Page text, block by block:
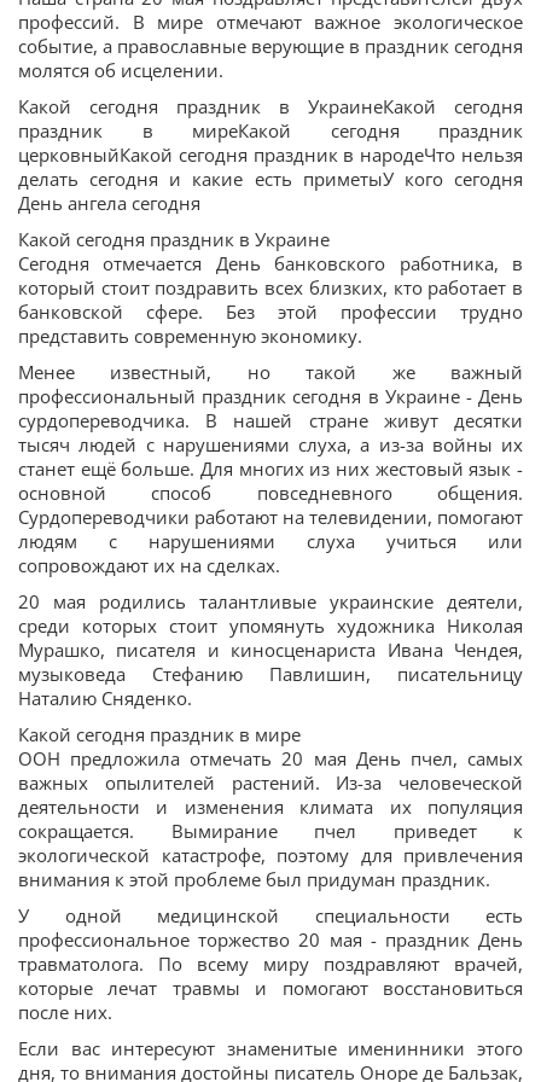
профессий. В мире отмечают важное экологическое
событие, а православные верующие в праздник сегодня
молятся об исцелении.
Какой сегодня праздник в УкраинеКакой сегодня
праздник в миреКакой сегодня праздник
церковныйКакой сегодня праздник в народеЧто нельзя
делать сегодня и какие есть приметыУ кого сегодня
День ангела сегодня
Какой сегодня праздник в Украине
Сегодня отмечается День банковского работника, в
который стоит поздравить всех близких, кто работает в
банковской сфере. Без этой профессии трудно
представить современную экономику.
Менее известный, но такой же важный
профессиональный праздник сегодня в Украине - День
сурдопереводчика. В нашей стране живут десятки
тысяч людей с нарушениями слуха, а из-за войны их
станет ещё больше. Для многих из них жестовый язык -
основной способ повседневного общения.
Сурдопереводчики работают на телевидении, помогают
людям с нарушениями слуха учиться или
сопровождают их на сделках.
20 мая родились талантливые украинские деятели,
среди которых стоит упомянуть художника Николая
Мурашко, писателя и киносценариста Ивана Чендея,
музыковеда Стефанию Павлишин, писательницу
Наталию Сняденко.
Какой сегодня праздник в мире
ООН предложила отмечать 20 мая День пчел, самых
важных опылителей растений. Из-за человеческой
деятельности и изменения климата их популяция
сокращается. Вымирание пчел приведет к
экологической катастрофе, поэтому для привлечения
внимания к этой проблеме был придуман праздник.
У одной медицинской специальности есть
профессиональное торжество 20 мая - праздник День
травматолога. По всему миру поздравляют врачей,
которые лечат травмы и помогают восстановиться
после них.
Если вас интересуют знаменитые именинники этого
дня, то внимания достойны писатель Оноре де Бальзак,